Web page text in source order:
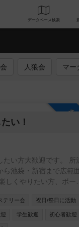
データベース
人狼会 マー
い！
たい方大歓迎です。 所
ら池袋・新宿まで広範
しくやりたい方、ボード
か飲みとかそういうこと
たなら是非どうぞ！とい
テリー会 祝日/祭日に活動
学生歓迎 初心者歓迎